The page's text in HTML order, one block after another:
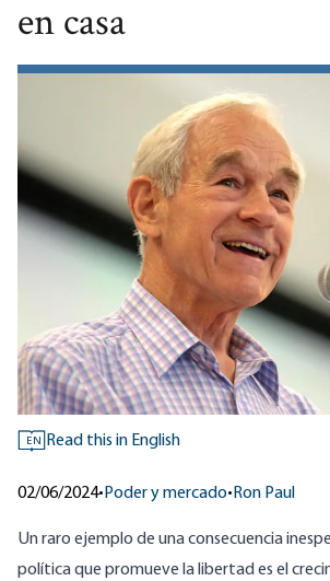
en casa
EN Read this in English
02/06/2024• Poder y mercado• Ron Paul
Un raro ejemplo de una consecuencia
política que promueve la libertad es el